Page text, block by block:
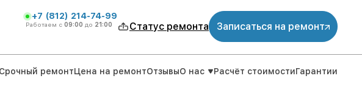
+7 (812) 214-74-99
Работаем с 09:00 до 21:00 Статус ремонта Записаться на ремонт
Срочный ремонтЦена на ремонтОтзывыО нас Расчёт стоимостиГарантии